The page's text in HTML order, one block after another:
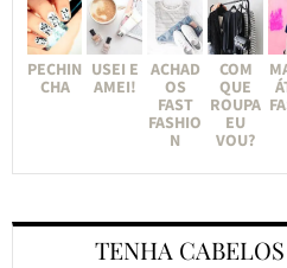
PECHIN
CHA
USEI E
AMEI!
ACHAD
OS
FAST
FASHIO
N
COM
QUE
ROUPA
EU
VOU?
TENHA